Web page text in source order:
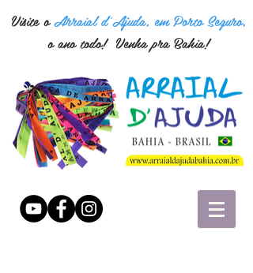
Visite oArraial d'Ajuda, em Porto Seguro,
o ano todo! Venha pra Bahia!